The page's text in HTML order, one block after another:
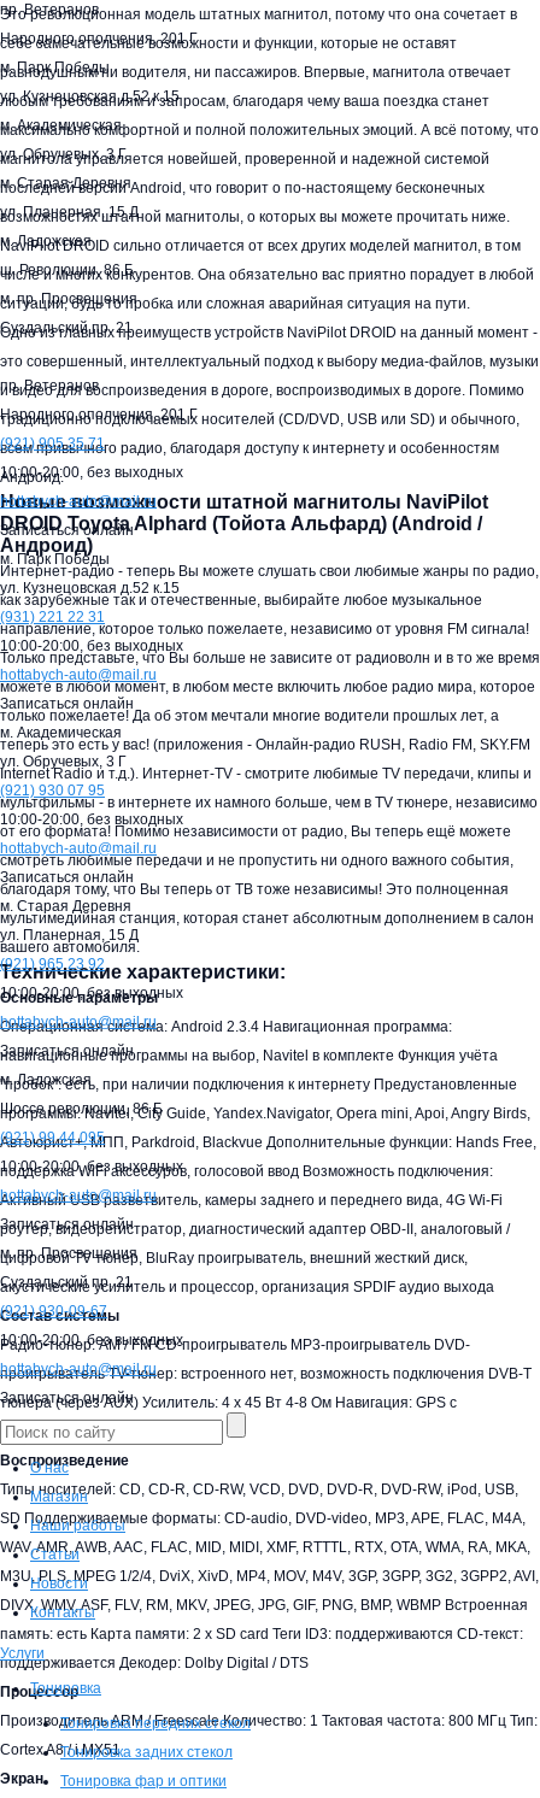
Это революционная модель штатных магнитол, потому что она сочетает в
себе замечательные возможности и функции, которые не оставят
равнодушным ни водителя, ни пассажиров. Впервые, магнитола отвечает
любым требованиям и запросам, благодаря чему ваша поездка станет
максимально комфортной и полной положительных эмоций. А всё потому, что
магнитола управляется новейшей, проверенной и надежной системой
последней версии Android, что говорит о по-настоящему бесконечных
возможностях штатной магнитолы, о которых вы можете прочитать ниже.
NaviPilot DROID сильно отличается от всех других моделей магнитол, в том
числе и многих конкурентов. Она обязательно вас приятно порадует в любой
ситуации, будь то пробка или сложная аварийная ситуация на пути.
Одно из главных преимуществ устройств NaviPilot DROID на данный момент -
это совершенный, интеллектуальный подход к выбору медиа-файлов, музыки
и видео для воспроизведения в дороге, воспроизводимых в дороге. Помимо
традиционно подключаемых носителей (CD/DVD, USB или SD) и обычного,
всем привычного радио, благодаря доступу к интернету и особенностям
Андроид.
Новые возможности штатной магнитолы NaviPilot
DROID Toyota Alphard (Тойота Альфард) (Android /
Андроид)
Интернет-радио - теперь Вы можете слушать свои любимые жанры по радио,
как зарубежные так и отечественные, выбирайте любое музыкальное
направление, которое только пожелаете, независимо от уровня FM сигнала!
Только представьте, что Вы больше не зависите от радиоволн и в то же время
можете в любой момент, в любом месте включить любое радио мира, которое
только пожелаете! Да об этом мечтали многие водители прошлых лет, а
теперь это есть у вас! (приложения - Онлайн-радио RUSH, Radio FM, SKY.FM
Internet Radio и т.д.). Интернет-TV - смотрите любимые TV передачи, клипы и
мультфильмы - в интернете их намного больше, чем в TV тюнере, независимо
от его формата! Помимо независимости от радио, Вы теперь ещё можете
смотреть любимые передачи и не пропустить ни одного важного события,
благодаря тому, что Вы теперь от ТВ тоже независимы! Это полноценная
мультимедийная станция, которая станет абсолютным дополнением в салон
вашего автомобиля.
Технические характеристики:
Основные параметры
Операционная система: Android 2.3.4 Навигационная программа:
навигационные программы на выбор, Navitel в комплекте Функция учёта
"пробок": есть, при наличии подключения к интернету Предустановленные
программы: Navitel, City Guide, Yandex.Navigator, Opera mini, Apoi, Angry Birds,
Автоюрист+, МПП, Parkdroid, Blackvue Дополнительные функции: Hands Free,
поддержка WiFi аксессуров, голосовой ввод Возможность подключения:
Активный USB разветвитель, камеры заднего и переднего вида, 4G Wi-Fi
роутер, видеорегистратор, диагностический адаптер OBD-II, аналоговый /
цифровой TV тюнер, BluRay проигрыватель, внешний жесткий диск,
акустические усилитель и процессор, организация SPDIF аудио выхода
Состав системы
Радио-тюнер: AM / FM CD-проигрыватель MP3-проигрыватель DVD-
проигрыватель TV-тюнер: встроенного нет, возможность подключения DVB-T
тюнера (через AUX) Усилитель: 4 х 45 Вт 4-8 Ом Навигация: GPS с
поддержкой ATHEROS ESP
Воспроизведение
Типы носителей: CD, CD-R, CD-RW, VCD, DVD, DVD-R, DVD-RW, iPod, USB,
SD Поддерживаемые форматы: CD-audio, DVD-video, MP3, APE, FLAC, M4A,
WAV, AMR, AWB, AAC, FLAC, MID, MIDI, XMF, RTTTL, RTX, OTA, WMA, RA, MKA,
M3U, PLS, MPEG 1/2/4, DviX, XivD, MP4, MOV, M4V, 3GP, 3GPP, 3G2, 3GPP2, AVI,
DIVX, WMV, ASF, FLV, RM, MKV, JPEG, JPG, GIF, PNG, BMP, WBMP Встроенная
память: есть Карта памяти: 2 x SD card Теги ID3: поддерживаются CD-текст:
поддерживается Декодер: Dolby Digital / DTS
Процессор
Производитель ARM / Freescale Количество: 1 Тактовая частота: 800 МГц Тип:
Cortex A8 / i.MX51
Экран
пр. Ветеранов
Народного ополчения, 201 Г
м. Парк Победы
ул. Кузнецовская д.52 к.15
м. Академическая
ул. Обручевых, 3 Г
м. Старая Деревня
ул. Планерная, 15 Д
м. Ладожская
ш. Революции, 86 Б
м. пр. Просвещения
Суздальский пр. 21
пр. Ветеранов
Народного ополчения, 201 Г
(921)905 35 71
10:00-20:00, без выходных
hottabych-auto@mail.ru
Записаться онлайн
м. Парк Победы
ул. Кузнецовская д.52 к.15
(931) 221 22 31
10:00-20:00, без выходных
hottabych-auto@mail.ru
Записаться онлайн
м. Академическая
ул. Обручевых, 3 Г
(921) 930 07 95
10:00-20:00, без выходных
hottabych-auto@mail.ru
Записаться онлайн
м. Старая Деревня
ул. Планерная, 15 Д
(921)965 23 92
10:00-20:00,без выходных
hottabych-auto@mail.ru
Записаться онлайн
м. Ладожская
Шоссе революции, 86 Б
(921)99 44 095
10:00-20:00,без выходных
hottabych-auto@mail.ru
Записаться онлайн
м. пр. Просвещения
Суздальский пр. 21
(921)930-09-67
10:00-20:00,без выходных
hottabych-auto@mail.ru
Записаться онлайн
О нас
Магазин
Наши работы
Статьи
Новости
Контакты
Услуги
Тонировка
Тонировка передних стекол
Тонировка задних стекол
Тонировка фар и оптики